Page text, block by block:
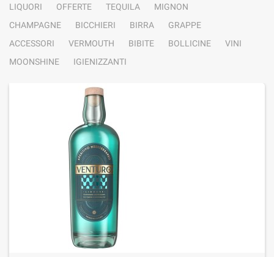
LIQUORI
OFFERTE TEQUILA
MIGNON
CHAMPAGNE
BICCHIERI BIRRA
GRAPPE
ACCESSORI
VERMOUTH BIBITE BOLLICINE
VINI
MOONSHINE
IGIENIZZANTI